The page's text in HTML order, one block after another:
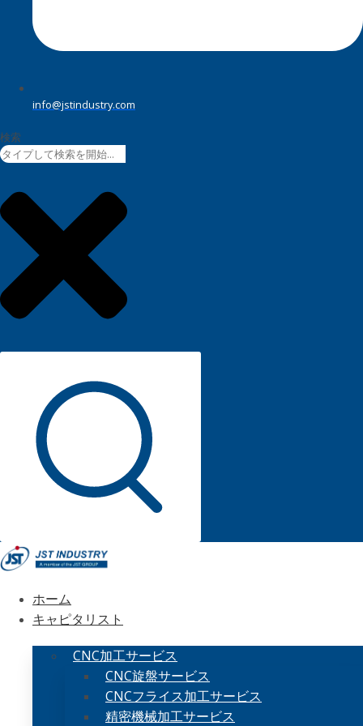
info@jstindustry.com
検索
ホーム
キャピタリスト
CNC加工サービス
CNC旋盤サービス
CNCフライス加工サービス
精密機械加工サービス